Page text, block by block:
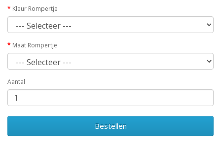
Kleur Rompertje
Maat Rompertje
Aantal
Bestellen